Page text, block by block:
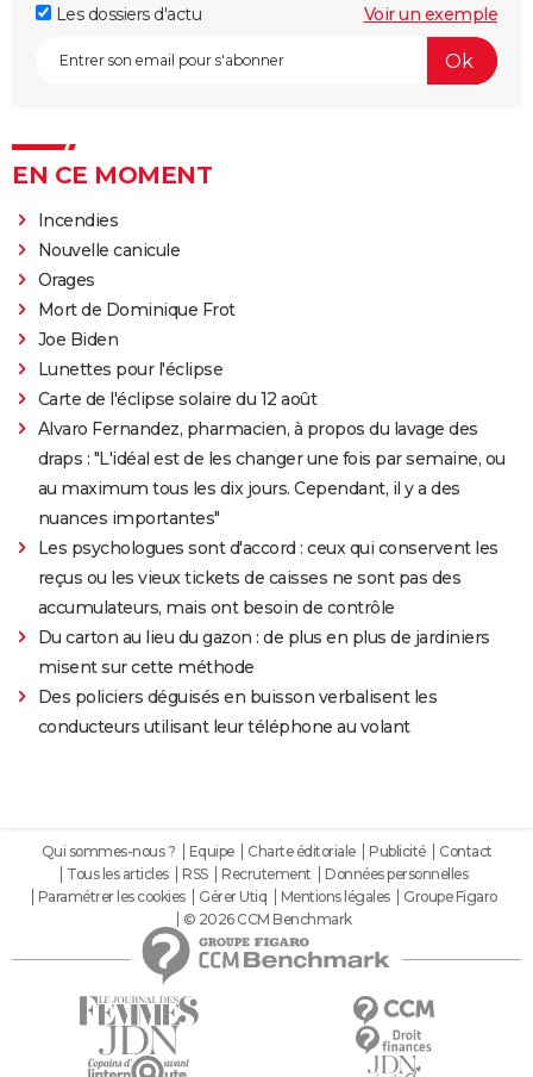
Les dossiers d'actu
Voir un exemple
EN CE MOMENT
Incendies
Nouvelle canicule
Orages
Mort de Dominique Frot
Joe Biden
Lunettes pour l'éclipse
Carte de l'éclipse solaire du 12 août
Alvaro Fernandez, pharmacien, à propos du lavage des
draps : "L'idéal est de les changer une fois par semaine, ou
au maximum tous les dix jours. Cependant, il y a des
nuances importantes"
Les psychologues sont d'accord : ceux qui conservent les
reçus ou les vieux tickets de caisses ne sont pas des
accumulateurs, mais ont besoin de contrôle
Du carton au lieu du gazon : de plus en plus de jardiniers
misent sur cette méthode
Des policiers déguisés en buisson verbalisent les
conducteurs utilisant leur téléphone au volant
Qui sommes-nous ? Equipe Charte éditoriale Publicité
Contact
Tous les articles
RSS Recrutement
Données personnelles
Paramétrer les cookies
Gérer Utiq Mentions légales
Groupe Figaro
© 2026 CCM Benchmark